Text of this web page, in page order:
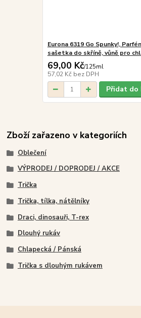
Eurona 6319 Go Spunky!,
sašetka do skříně, vůně pro
69,00 Kč/125ml
57,02 Kč bez DPH
Přidat do
Zboží zařazeno v kategoriích
Oblečení
VÝPRODEJ / DOPRODEJ / AKCE
Trička
Trička, tílka, nátělníky
Draci, dinosauři, T-rex
Dlouhý rukáv
Chlapecká / Pánská
Trička s dlouhým rukávem